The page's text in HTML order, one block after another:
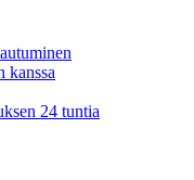
kanssa
24 tuntia